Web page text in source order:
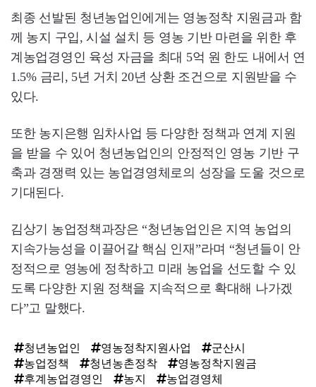
최종 선발된 청년농업인에게는 영농정착 지원금과 함
께 농지 구입, 시설 설치 등 영농 기반 마련을 위한 후
계농업경영인 육성 자금을 최대 5억 원 한도 내에서 연
1.5% 금리, 5년 거치 20년 상환 조건으로 지원받을 수
있다.
또한 농지은행 임차사업 등 다양한 정책과 연계 지원
을 받을 수 있어 청년농업인의 안정적인 영농 기반 구
축과 경쟁력 있는 농업경영체로의 성장을 도울 것으로
기대된다.
김상기 농업정책과장은 “청년농업인은 지역 농업의
지속가능성을 이끌어갈 핵심 인재”라며 “청년들이 안
정적으로 영농에 정착하고 미래 농업을 선도할 수 있
도록 다양한 지원 정책을 지속적으로 확대해 나가겠
다”고 말했다.
청년농업인 영농정착지원사업
군산시
농업정책
청년농촌정착
영농정착지원금
후계농업경영인
농지
농업경영체